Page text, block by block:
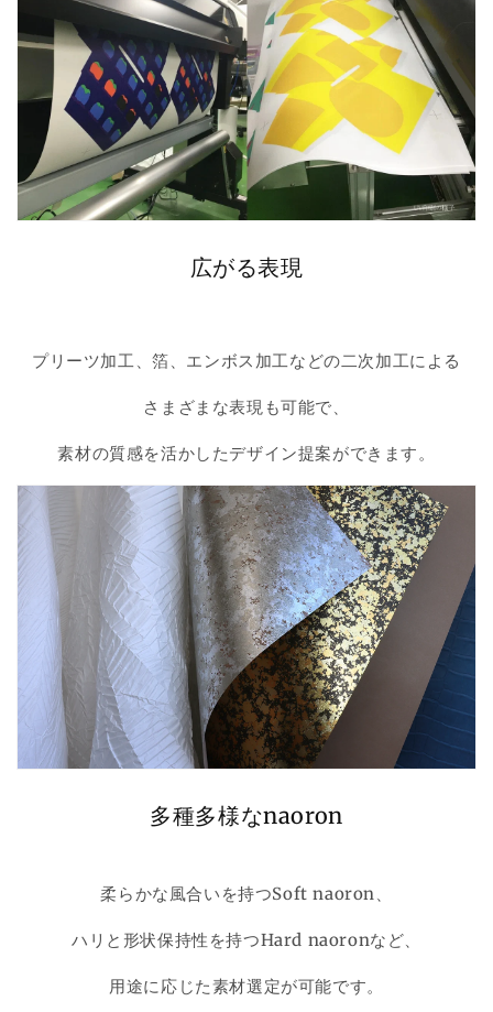
広がる表現
プリーツ加工、箔、エンボス加工などの二次加工による
さまざまな表現も可能で、
素材の質感を活かしたデザイン提案ができます。
多種多様なnaoron
柔らかな風合いを持つSoft naoron、
ハリと形状保持性を持つHard naoronなど、
用途に応じた素材選定が可能です。